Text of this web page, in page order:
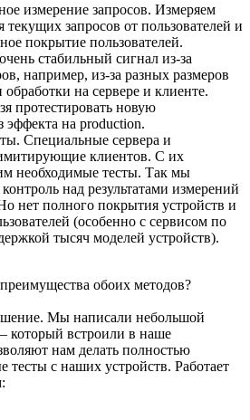
измерение запросов. Измеряем
запросов от пользователей и
покрытие пользователей.
стабильный сигнал из-за
например, из-за разных размеров
на сервере и клиенте.
протестировать новую
эффекта на production.
Специальные сервера и
клиентов. С их
необходимые тесты. Так мы
над результатами измерений
нет полного покрытия устройств и
(особенно с сервисом по
тысяч моделей устройств).
обоих методов?
Мы написали небольшой
который встроили в наше
нам делать полностью
тесты с наших устройств. Работает